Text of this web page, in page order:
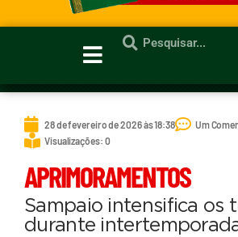
28 de fevereiro de 2026 às 18:38
Um
Visualizações: 0
APRIMORAMENTOS
Sampaio intensifica os
durante